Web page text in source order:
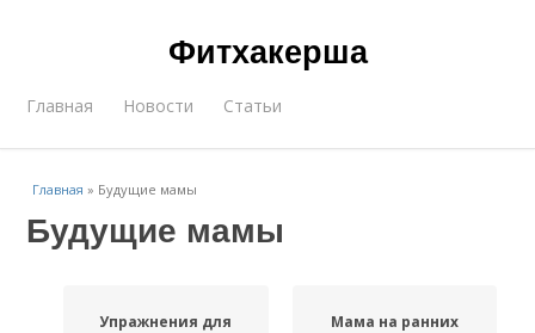
Фитхакерша
Главная Новости Статьи
Главная » Будущие мамы
Будущие мамы
Упражнения для
Мама на ранних